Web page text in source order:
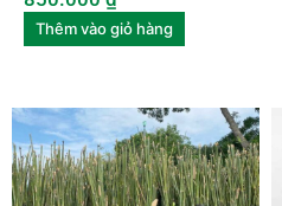
Thêm vào giỏ hàng